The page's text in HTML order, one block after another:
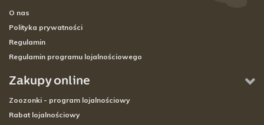
O nas
Polityka prywatności
Regulamin
Regulamin programu lojalnościowego
Zakupy online
Zoozonki - program lojalnościowy
Rabat lojalnościowy